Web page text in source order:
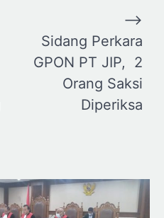
Sidang Perkara
GPON PT JIP, 2
Orang Saksi
Diperiksa
⟶